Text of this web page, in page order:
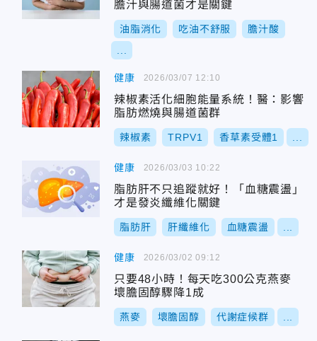
膽汁與腸道菌才是關鍵
油脂消化 吃油不舒服 膽汁酸
健康
辣椒素活化細胞能量系統！醫：影響
脂肪燃燒與腸道菌群
辣椒素 TRPV1 香草素受體1
2026/03/07 12:10
健康
脂肪肝不只追蹤就好！「血糖震盪」
才是發炎纖維化關鍵
脂肪肝 肝纖維化 血糖震盪
2026/03/03 10:22
健康
只要48小時！每天吃300公克燕麥
壞膽固醇驟降1成
燕麥 壞膽固醇 代謝症候群
2026/03/02 09:12